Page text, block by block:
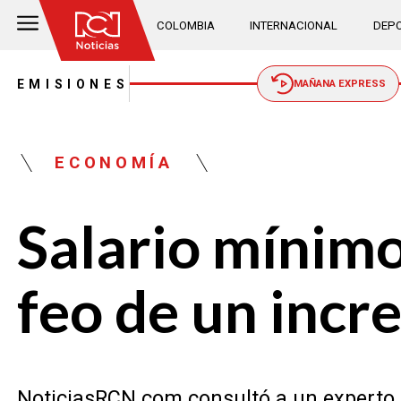
COLOMBIA INTERNACIONAL
EMISIONES MAÑANA EXPRESS
ECONOMÍA
Salario
feo de un